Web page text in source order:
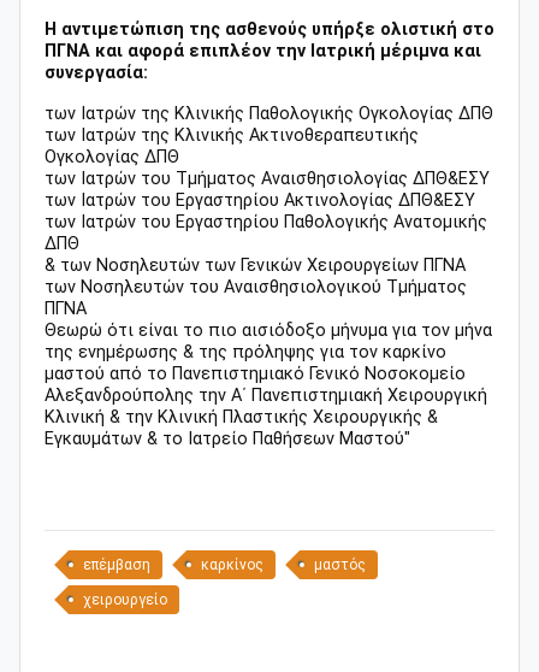
Η αντιμετώπιση της ασθενούς υπήρξε ολιστική στο
ΠΓΝΑ και αφορά επιπλέον την Ιατρική μέριμνα και
συνεργασία:
των Ιατρών της Κλινικής Παθολογικής Ογκολογίας ΔΠΘ
των Ιατρών της Κλινικής Ακτινοθεραπευτικής
Ογκολογίας ΔΠΘ
των Ιατρών του Τμήματος Αναισθησιολογίας ΔΠΘ&ΕΣΥ
των Ιατρών του Εργαστηρίου Ακτινολογίας ΔΠΘ&ΕΣΥ
των Ιατρών του Εργαστηρίου Παθολογικής Ανατομικής
ΔΠΘ
& των Νοσηλευτών των Γενικών Χειρουργείων ΠΓΝΑ
των Νοσηλευτών του Αναισθησιολογικού Τμήματος
ΠΓΝΑ
Θεωρώ ότι είναι το πιο αισιόδοξο μήνυμα για τον μήνα
της ενημέρωσης & της πρόληψης για τον καρκίνο
μαστού από το Πανεπιστημιακό Γενικό Νοσοκομείο
Αλεξανδρούπολης την Α΄ Πανεπιστημιακή Χειρουργική
Κλινική & την Κλινική Πλαστικής Χειρουργικής &
Εγκαυμάτων & το Ιατρείο Παθήσεων Μαστού"
επέμβαση καρκίνος μαστός
χειρουργείο